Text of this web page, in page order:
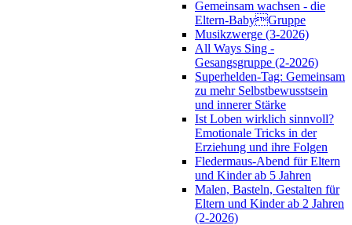
Gemeinsam wachsen - die
Eltern-BabyGruppe
Musikzwerge (3-2026)
All Ways Sing -
Gesangsgruppe (2-2026)
Superhelden-Tag: Gemeinsam
zu mehr Selbstbewusstsein
und innerer Stärke
Ist Loben wirklich sinnvoll?
Emotionale Tricks in der
Erziehung und ihre Folgen
Fledermaus-Abend für Eltern
und Kinder ab 5 Jahren
Malen, Basteln, Gestalten für
Eltern und Kinder ab 2 Jahren
(2-2026)